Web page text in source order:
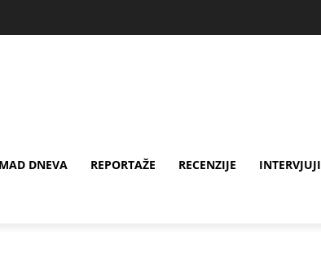
DNEVA REPORTAŽE RECENZIJE INTERVJUJI